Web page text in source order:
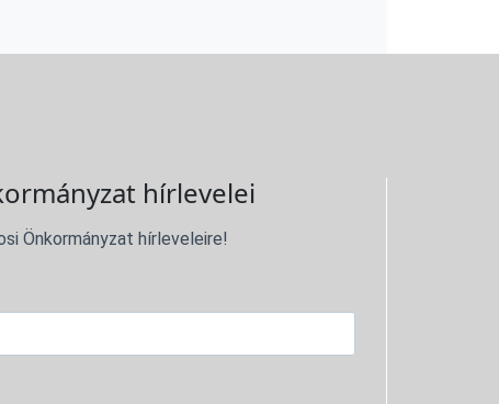
hírlevelei
Önkormányzat hírleveleire!